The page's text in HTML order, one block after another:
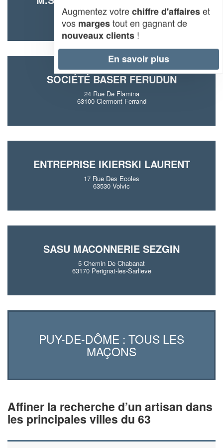
12 Rue Etienne Dolet
63000 Clermont-Ferrand
SOCIÉTÉ BASER FERUDUN
24 Rue De Flamina
63100 Clermont-Ferrand
ENTREPRISE IKIERSKI LAURENT
17 Rue Des Ecoles
63530 Volvic
SASU MACONNERIE SEZGIN
5 Chemin De Chabanat
63170 Perignat-les-Sarlieve
PUY-DE-DÔME : TOUS LES
MAÇONS
Affiner la recherche d’un artisan dans
les principales villes du 63
Augmentez votrechiffre d'affaireset
vos margestout en gagnant de
nouveaux clients !
En savoir plus